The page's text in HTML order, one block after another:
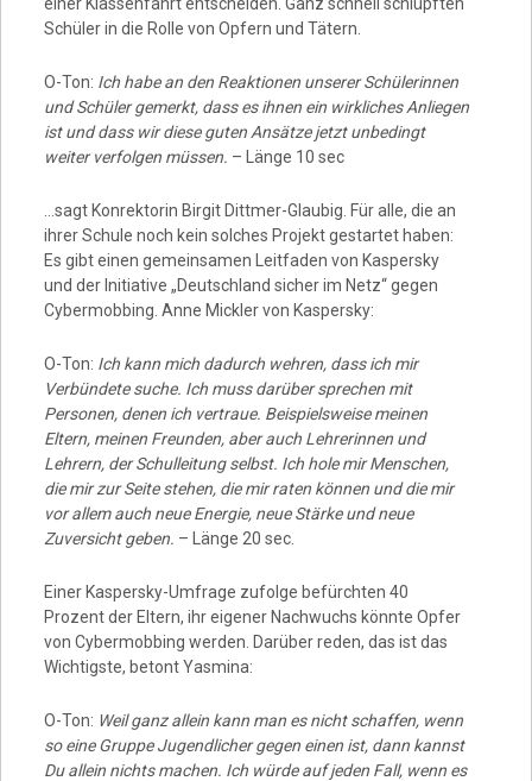
Schüler in die Rolle von Opfern und Tätern.
O-Ton: Ich habe an den Reaktionen unserer Schülerinnen
und Schüler gemerkt, dass es ihnen ein wirkliches Anliegen
ist und dass wir diese guten Ansätze jetzt unbedingt
weiter verfolgen müssen. – Länge 10 sec
…sagt Konrektorin Birgit Dittmer-Glaubig. Für alle, die an
ihrer Schule noch kein solches Projekt gestartet haben:
Es gibt einen gemeinsamen Leitfaden von Kaspersky
und der Initiative „Deutschland sicher im Netz“ gegen
Cybermobbing. Anne Mickler von Kaspersky:
O-Ton: Ich kann mich dadurch wehren, dass ich mir
Verbündete suche. Ich muss darüber sprechen mit
Personen, denen ich vertraue. Beispielsweise meinen
Eltern, meinen Freunden, aber auch Lehrerinnen und
Lehrern, der Schulleitung selbst. Ich hole mir Menschen,
die mir zur Seite stehen, die mir raten können und die mir
vor allem auch neue Energie, neue Stärke und neue
Zuversicht geben. – Länge 20 sec.
Einer Kaspersky-Umfrage zufolge befürchten 40
Prozent der Eltern, ihr eigener Nachwuchs könnte Opfer
von Cybermobbing werden. Darüber reden, das ist das
Wichtigste, betont Yasmina:
O-Ton: Weil ganz allein kann man es nicht schaffen, wenn
so eine Gruppe Jugendlicher gegen einen ist, dann kannst
Du allein nichts machen. Ich würde auf jeden Fall, wenn es